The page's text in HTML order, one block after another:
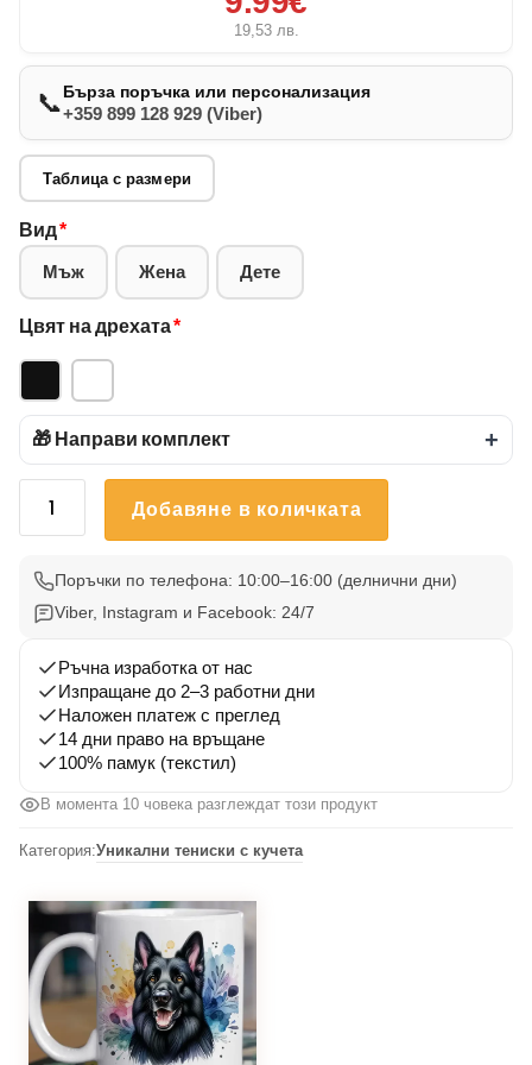
19,53 лв.
📞Бърза поръчка или персонализация
+359 899 128 929 (Viber)
Таблица с размери
Вид*
Мъж Жена Дете
Цвят на дрехата*
🎁 Направи комплект +
количество
Черна
Овчарка
Добавяне в количката
Поръчки по телефона: 10:00–16:00 (делнични дни)
Viber, Instagram и Facebook: 24/7
Ръчна изработка от нас
Изпращане до 2–3 работни дни
Наложен платеж с преглед
14 дни право на връщане
100% памук (текстил)
В момента 10 човека разглеждат този продукт
Категория:Уникални тениски с кучета